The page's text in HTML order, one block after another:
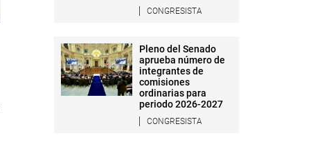
CONGRESISTA
Pleno del Senado
aprueba número de
integrantes de
comisiones
ordinarias para
periodo 2026-2027
CONGRESISTA